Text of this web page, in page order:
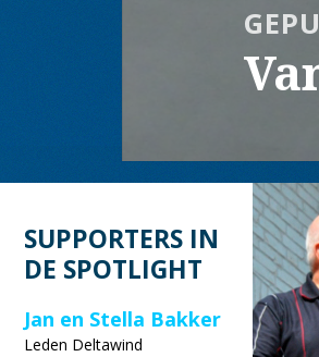
SUPPORTERS IN
DE SPOTLIGHT
Jan en Stella Bakker
Leden Deltawind